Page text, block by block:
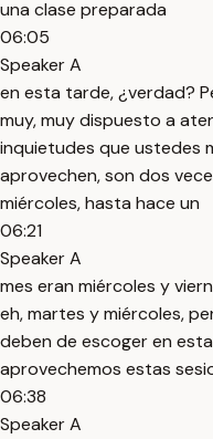
una clase preparada
06:05
Speaker A
en esta tarde, ¿verdad?
muy, muy dispuesto a
inquietudes que ustedes
aprovechen, son dos
miércoles, hasta hace un
06:21
Speaker A
mes eran miércoles y
eh, martes y miércoles,
deben de escoger en
aprovechemos estas
06:38
Speaker A